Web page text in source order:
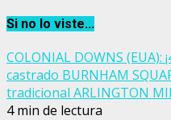
Si no lo viste...
COLONIAL DOWNS
castrado BURNHAM
tradicional ARLINGTON
4 min de lectura